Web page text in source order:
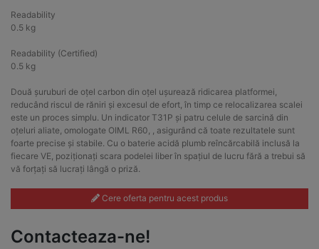
Readability
0.5 kg
Readability (Certified)
0.5 kg
Două șuruburi de oțel carbon din oțel ușurează ridicarea platformei,
reducând riscul de răniri și excesul de efort, în timp ce relocalizarea scalei
este un proces simplu. Un indicator T31P și patru celule de sarcină din
oțeluri aliate, omologate OIML R60, , asigurând că toate rezultatele sunt
foarte precise și stabile. Cu o baterie acidă plumb reîncărcabilă inclusă la
fiecare VE, poziționați scara podelei liber în spațiul de lucru fără a trebui să
vă forțați să lucrați lângă o priză.
Cere oferta pentru acest produs
Contacteaza-ne!